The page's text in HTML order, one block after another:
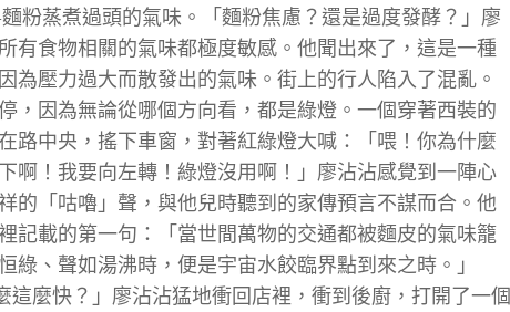
蒸煮過頭的氣味。「麵粉焦慮？還是過度發酵？」廖
有食物相關的氣味都極度敏感。他聞出來了，這是一種
為壓力過大而散發出的氣味。街上的行人陷入了混亂。
，因為無論從哪個方向看，都是綠燈。一個穿著西裝的
路中央，搖下車窗，對著紅綠燈大喊：「喂！你為什麼
啊！我要向左轉！綠燈沒用啊！」廖沾沾感覺到一陣心
的「咕嚕」聲，與他兒時聽到的家傳預言不謀而合。他
記載的第一句：「當世間萬物的交通都被麵皮的氣味籠
綠、聲如湯沸時，便是宇宙水餃臨界點到來之時。」
這麼快？」廖沾沾猛地衝回店裡，衝到後廚，打開了一個